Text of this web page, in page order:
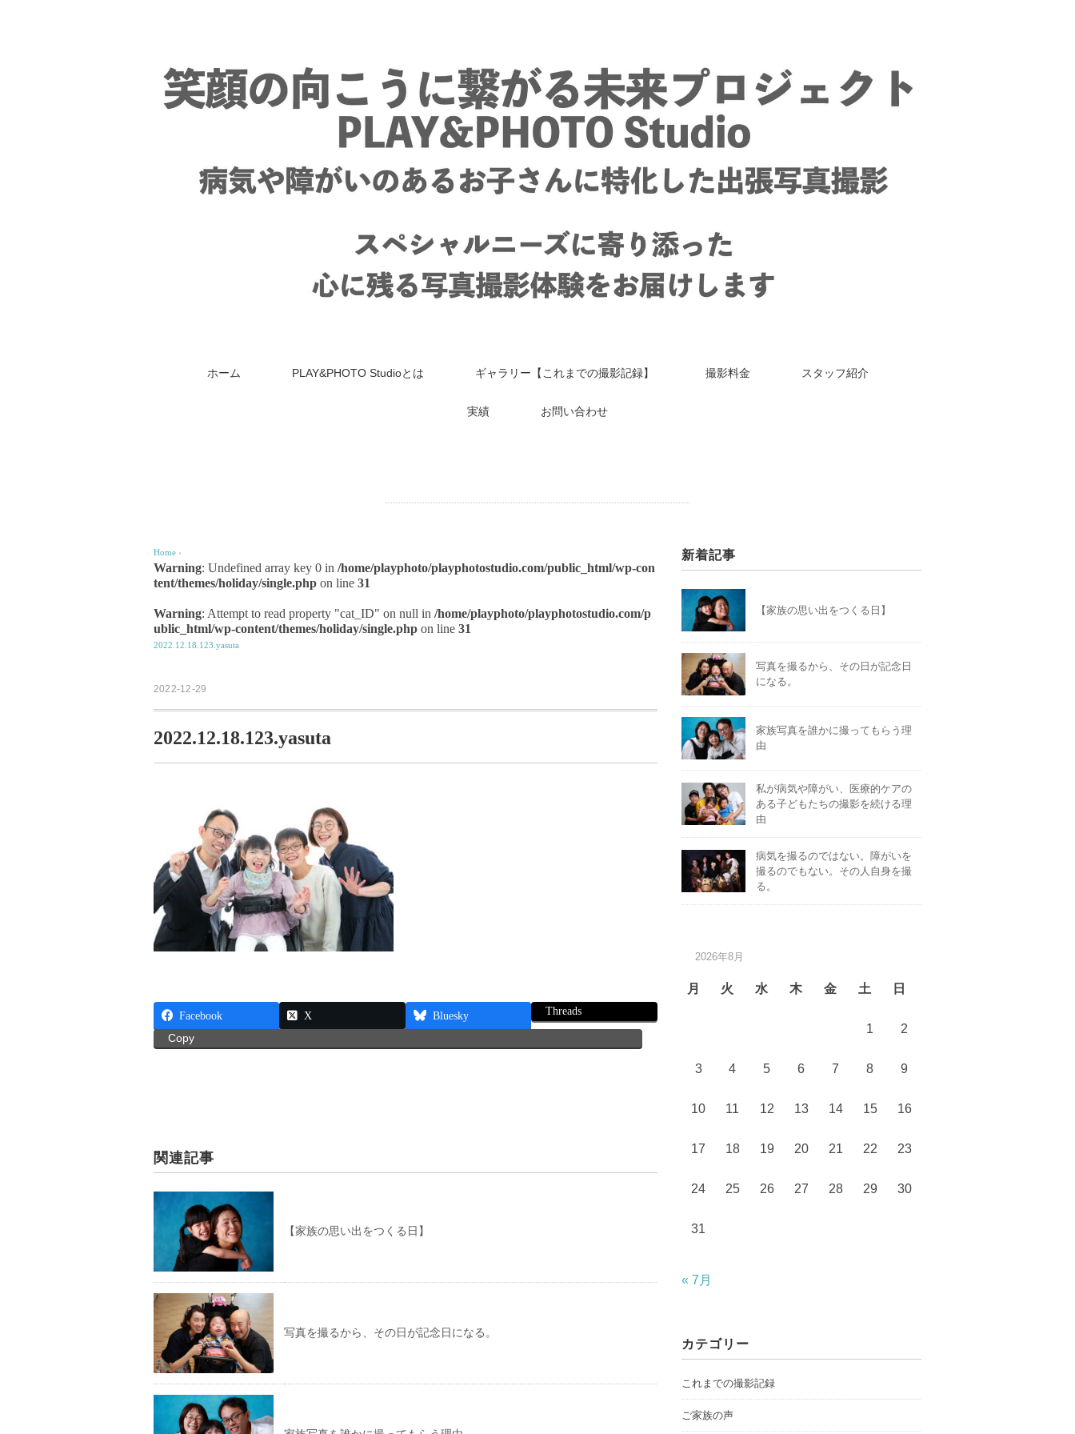
ホーム PLAY&PHOTO Studioとは ギャラリー【これまでの撮影記録】 撮影料金 スタッフ紹介
実績 お問い合わせ
Home ›
Warning: Undefined array key 0 in /home/playphoto/playphotostudio.com/public_html/wp-con
tent/themes/holiday/single.php on line 31
Warning: Attempt to read property "cat_ID" on null in /home/playphoto/playphotostudio.com/p
ublic_html/wp-content/themes/holiday/single.php on line 31
2022.12.18.123.yasuta
2022-12-29
2022.12.18.123.yasuta
Facebook X Bluesky Threads
Copy
関連記事
【家族の思い出をつくる日】
写真を撮るから、その日が記念日になる。
新着記事
【家族の思い出をつくる日】
写真を撮るから、その日が記念日
になる。
家族写真を誰かに撮ってもらう理
由
私が病気や障がい、医療的ケアの
ある子どもたちの撮影を続ける理
由
病気を撮るのではない。障がいを
撮るのでもない。その人自身を撮
る。
2026年8月
月 火 水 木 金 土 日
1 2
3 4 5 6 7 8 9
10 11 12 13 14 15 16
17 18 19 20 21 22 23
24 25 26 27 28 29 30
31
« 7月
カテゴリー
これまでの撮影記録
ご家族の声